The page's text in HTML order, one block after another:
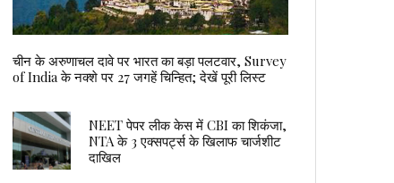
चीन के अरुणाचल दावे पर भारत का बड़ा पलटवार, Survey
of India के नक्शे पर 27 जगहें चिन्हित; देखें पूरी लिस्ट
NEET पेपर लीक केस में CBI का शिकंजा,
NTA के 3 एक्सपर्ट्स के खिलाफ चार्जशीट
दाखिल